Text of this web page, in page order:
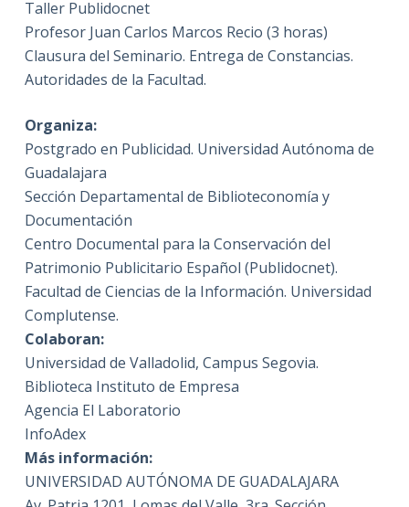
Taller Publidocnet
Profesor Juan Carlos Marcos Recio (3 horas)
Clausura del Seminario. Entrega de Constancias.
Autoridades de la Facultad.
Organiza:
Postgrado en Publicidad. Universidad Autónoma de
Guadalajara
Sección Departamental de Biblioteconomía y
Documentación
Centro Documental para la Conservación del
Patrimonio Publicitario Español (Publidocnet).
Facultad de Ciencias de la Información. Universidad
Complutense.
Colaboran:
Universidad de Valladolid, Campus Segovia.
Biblioteca Instituto de Empresa
Agencia El Laboratorio
InfoAdex
Más información:
UNIVERSIDAD AUTÓNOMA DE GUADALAJARA